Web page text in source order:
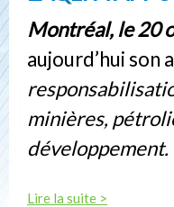
Montréal, le 20
aujourd’hui son
minières,
développement.
Lire la suite >